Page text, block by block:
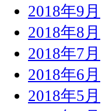
2018年9月
2018年8月
2018年7月
2018年6月
2018年5月